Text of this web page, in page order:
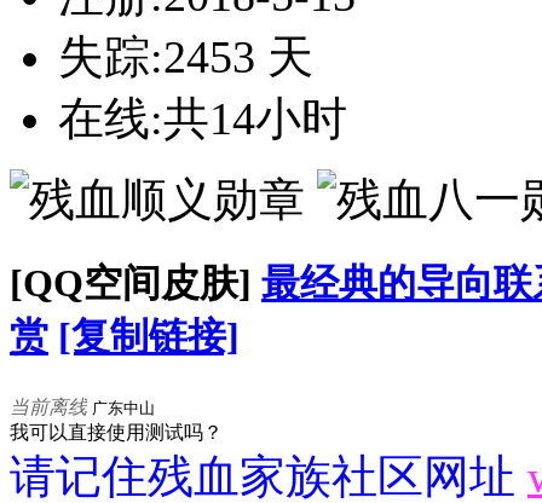
失踪:2453 天
在线:共14小时
[QQ空间皮肤] 最经典的导向
赏 [复制链接]
当前离线 广东中山
我可以直接使用测试吗？
请记住残血家族社区网址